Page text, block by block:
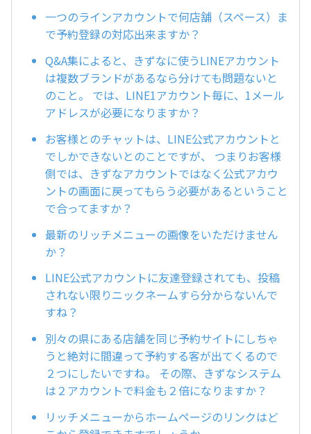
一つのラインアカウントで何店舗（スペース）ま
で予約登録の対応出来ますか？
Q&A集によると、きずなに使うLINEアカウント
は複数ブランドがあるなら分けても問題ないと
のこと。 では、LINE1アカウント毎に、1メール
アドレスが必要になりますか？
お客様とのチャットは、LINE公式アカウントと
でしかできないとのことですが、 つまりお客様
側では、きずなアカウントではなく公式アカウ
ントの画面に戻ってもらう必要があるということ
で合ってますか？
最新のリッチメニューの画像をいただけません
か？
LINE公式アカウントに友達登録されても、投稿
されない限りニックネームすら分からないんで
すね？
別々の県にある店舗を同じ予約サイトにしちゃ
うと絶対に間違って予約する客が出てくるので
２つにしたいですね。 その際、きずなシステム
は２アカウントで料金も２倍になりますか？
リッチメニューからホームページのリンクはど